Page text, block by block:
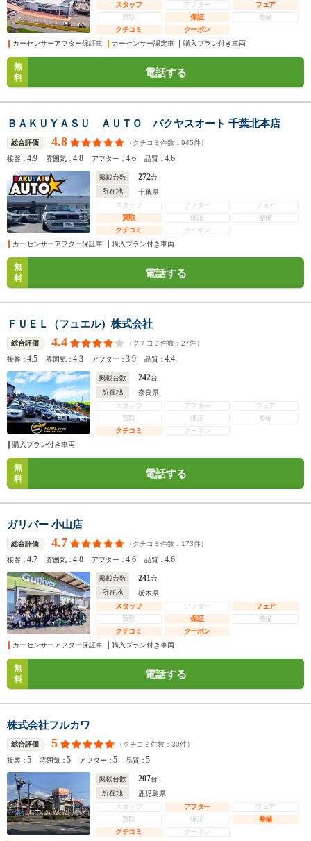
スタッフ
アフター
フェア
買取
保証
整備
クチコミ
クーポン
カーセンサーアフター保証車
カーセンサー認定車 購入プラン付き車両
無
料
電話する
ＢＡＫＵＹＡＳＵ ＡＵＴＯ バクヤスオート 千葉北本店
総合評価 4.8 （クチコミ件数： 945件）
接客：4.9 雰囲気：4.8 アフター：4.6 品質：4.6
掲載台数 272台
所在地
千葉県
スタッフ
アフター
フェア
買取
保証
整備
クチコミ
クーポン
カーセンサーアフター保証車
購入プラン付き車両
無
料
電話する
ＦＵＥＬ（フュエル）株式会社
総合評価 4.4 （クチコミ件数： 27件）
接客：4.5 雰囲気：4.3 アフター：3.9 品質：4.4
掲載台数 242台
所在地
奈良県
スタッフ
アフター
フェア
買取
保証
整備
クチコミ
クーポン
購入プラン付き車両
無
料
電話する
ガリバー 小山店
総合評価 4.7 （クチコミ件数： 173件）
接客：4.7 雰囲気：4.8 アフター：4.6 品質：4.6
掲載台数 241台
所在地
栃木県
スタッフ
アフター
フェア
買取
保証
整備
クチコミ
クーポン
カーセンサーアフター保証車
購入プラン付き車両
無
料
電話する
株式会社フルカワ
総合評価 5 （クチコミ件数： 30件）
接客：5 雰囲気：5 アフター：5 品質：5
掲載台数 207台
所在地
鹿児島県
スタッフ
アフター
フェア
買取
保証
整備
クチコミ
クーポン